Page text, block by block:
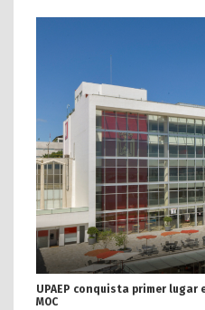
UPAEP conquista primer
MOC